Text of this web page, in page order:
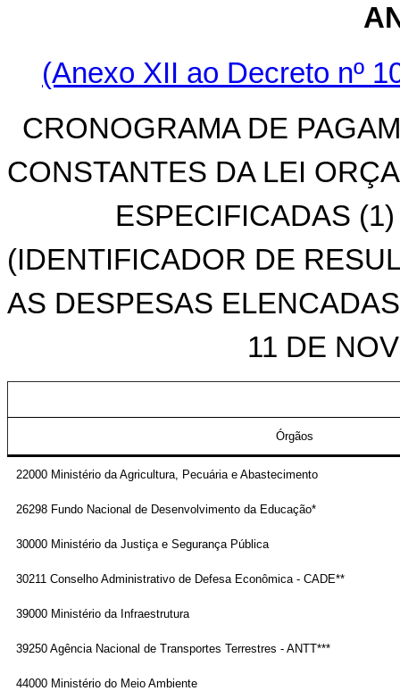
(Anexo XII ao Decreto nº
CRONOGRAMA DE
CONSTANTES DA LEI
ESPECIFICADAS
(IDENTIFICADOR DE
AS DESPESAS
11 DE
Órgãos
22000 Ministério da Agricultura, Pecuária e Abastecimento
26298 Fundo Nacional de Desenvolvimento da Educação*
30000 Ministério da Justiça e Segurança Pública
30211 Conselho Administrativo de Defesa Econômica - CADE**
39000 Ministério da Infraestrutura
39250 Agência Nacional de Transportes Terrestres - ANTT***
44000 Ministério do Meio Ambiente